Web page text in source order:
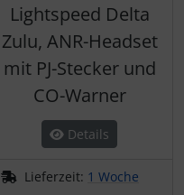
Lightspeed Delta
Zulu, ANR-Headset
mit PJ-Stecker und
CO-Warner
Details
Lieferzeit: 1 Woche